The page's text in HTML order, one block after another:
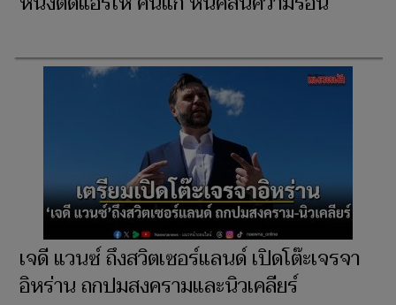
เจดี แวนซ์ ถึงสวิตเซอร์แลนด์ เปิดโต๊ะเจรจา
อิหร่าน ถกปมสงครามและนิวเคลียร์